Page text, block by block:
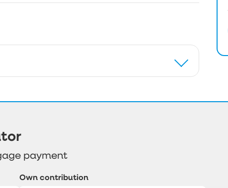
payment
Own contribution